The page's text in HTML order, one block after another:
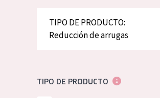
TIPO DE PRODUCTO:
Reducción de arrugas
TIPO DE PRODUCTO